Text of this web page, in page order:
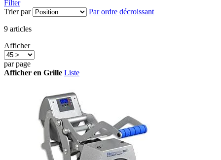
Filter
Trier par
Par ordre décroissant
9 articles
Afficher
par page
Afficher en Grille Liste